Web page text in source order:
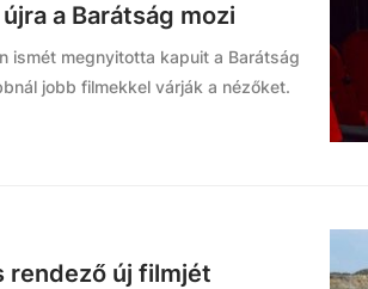
a Barátság mozi
ismét megnyitotta kapuit a Barátság
jobb filmekkel várják a nézőket.
rendező új filmjét